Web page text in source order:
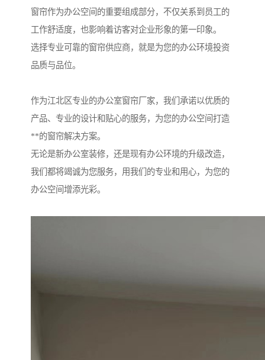
窗帘作为办公空间的重要组成部分，不仅关系到员工的
工作舒适度，也影响着访客对企业形象的第一印象。
选择专业可靠的窗帘供应商，就是为您的办公环境投资
品质与品位。
作为江北区专业的办公室窗帘厂家，我们承诺以优质的
产品、专业的设计和贴心的服务，为您的办公空间打造
**的窗帘解决方案。
无论是新办公室装修，还是现有办公环境的升级改造，
我们都将竭诚为您服务，用我们的专业和用心，为您的
办公空间增添光彩。